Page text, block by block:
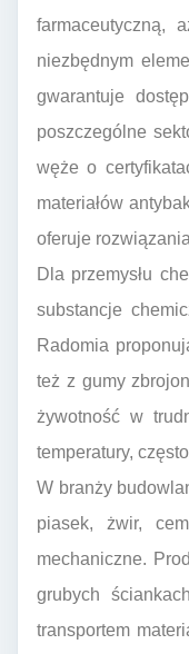
farmaceutyczną,
niezbędnym
gwarantuje
poszczególne
węże o
materiałów
oferuje
Dla przemysłu
substancje
Radomia
też z gumy
żywotność w
temperatury,
W branży
piasek, żwir,
mechaniczne.
grubych
transportem